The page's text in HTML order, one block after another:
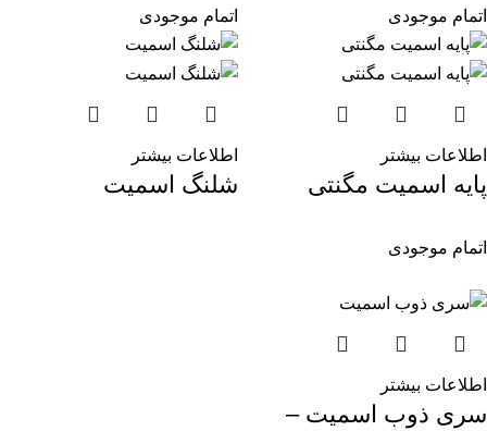
اتمام موجودی
اطلاعات بیشتر
پایه اسمیت مگنتی
اتمام موجودی
اطلاعات بیشتر
شلنگ اسمیت
اتمام موجودی
اطلاعات بیشتر
سری ذوب اسمیت –